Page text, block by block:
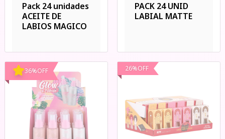
Pack 24 unidades
ACEITE DE
LABIOS MAGICO
PACK 24 UNID
LABIAL MATTE
36%OFF 26%OFF